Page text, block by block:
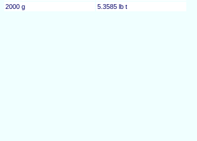
2000 g
5.3585 lb t